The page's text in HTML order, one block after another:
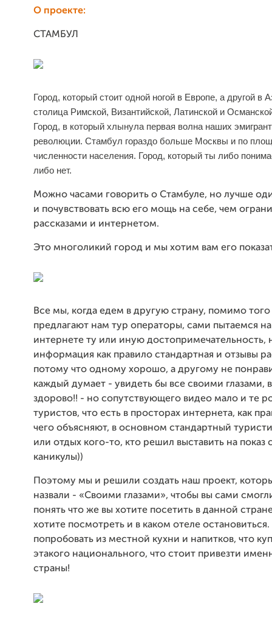
О проекте:
СТАМБУЛ
Город, который стоит одной ногой в Европе, а другой в
столица Римской, Византийской, Латинской и
Город, в который хлынула первая волна наших
революции. Стамбул гораздо больше Москвы и по
численности населения. Город, который ты либо
либо нет.
Можно часами говорить о Стамбуле, но лучше
и почувствовать всю его мощь на себе, чем
рассказами и интернетом.
Это многоликий город и мы хотим вам его
Все мы, когда едем в другую страну, помимо того
предлагают нам тур операторы, сами пытаемся
интернете ту или иную достопримечательность,
информация как правило стандартная и отзывы
потому что одному хорошо, а другому не
каждый думает - увидеть бы все своими глазами,
здорово!! - но сопутствующего видео мало и те
туристов, что есть в просторах интернета, как
чего объясняют, в основном стандартный
или отдых кого-то, кто решил выставить на показ
каникулы))
Поэтому мы и решили создать наш проект,
назвали - «Своими глазами», чтобы вы сами
понять что же вы хотите посетить в данной
хотите посмотреть и в каком отеле остановиться.
попробовать из местной кухни и напитков, что
этакого национального, что стоит привезти
страны!